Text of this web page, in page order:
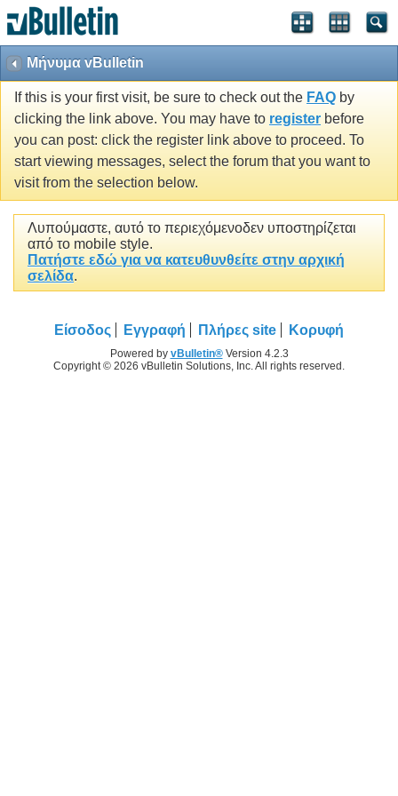
Μήνυμα vBulletin
If this is your first visit, be sure to check out the FAQ by
clicking the link above. You may have to register before
you can post: click the register link above to proceed. To
start viewing messages, select the forum that you want to
visit from the selection below.
Λυπούμαστε, αυτό το περιεχόμενοδεν υποστηρίζεται
από το mobile style.
Πατήστε εδώ για να κατευθυνθείτε στην αρχική
σελίδα.
Είσοδος Εγγραφή Πλήρες site Κορυφή
Powered by vBulletin®Version 4.2.3
Copyright © 2026 vBulletin Solutions, Inc. All rights reserved.